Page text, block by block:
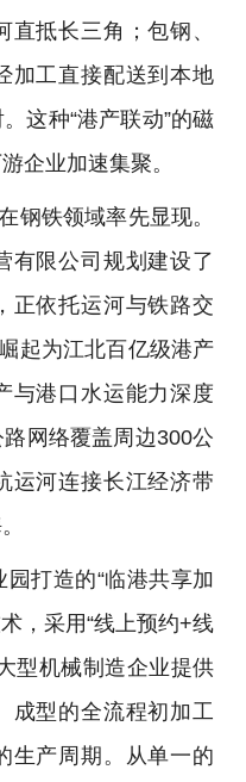
抵长三角；包钢、
加工直接配送到本地
这种“港产联动”的磁
企业加速集聚。
铁领域率先显现。
有限公司规划建设了
正依托运河与铁路交
起为江北百亿级港产
与港口水运能力深度
网络覆盖周边300公
运河连接长江经济带
打造的“临港共享加
，采用“线上预约+线
型机械制造企业提供
成型的全流程初加工
生产周期。从单一的